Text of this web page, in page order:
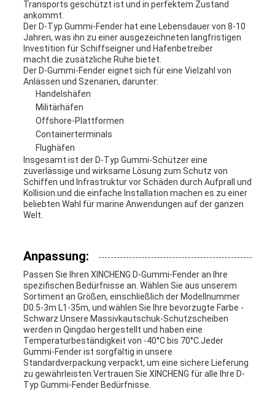
Transports geschützt ist und in perfektem Zustand
ankommt.
Der D-Typ Gummi-Fender hat eine Lebensdauer von 8-10
Jahren, was ihn zu einer ausgezeichneten langfristigen
Investition für Schiffseigner und Hafenbetreiber
macht.die zusätzliche Ruhe bietet.
Der D-Gummi-Fender eignet sich für eine Vielzahl von
Anlässen und Szenarien, darunter:
Handelshäfen
Militärhäfen
Offshore-Plattformen
Containerterminals
Flughäfen
Insgesamt ist der D-Typ Gummi-Schützer eine
zuverlässige und wirksame Lösung zum Schutz von
Schiffen und Infrastruktur vor Schäden durch Aufprall und
Kollision.und die einfache Installation machen es zu einer
beliebten Wahl für marine Anwendungen auf der ganzen
Welt.
Anpassung:
Passen Sie Ihren XINCHENG D-Gummi-Fender an Ihre
spezifischen Bedürfnisse an. Wählen Sie aus unserem
Sortiment an Größen, einschließlich der Modellnummer
D0.5-3m L1-35m, und wählen Sie Ihre bevorzugte Farbe -
Schwarz.Unsere Massivkautschuk-Schutzscheiben
werden in Qingdao hergestellt und haben eine
Temperaturbeständigkeit von -40°C bis 70°C.Jeder
Gummi-Fender ist sorgfältig in unsere
Standardverpackung verpackt, um eine sichere Lieferung
zu gewährleisten.Vertrauen Sie XINCHENG für alle Ihre D-
Typ Gummi-Fender Bedürfnisse.